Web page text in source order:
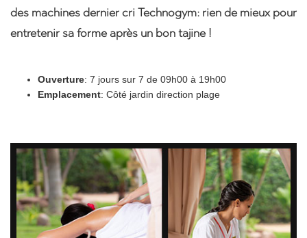
des machines dernier cri Technogym: rien de mieux pour
entretenir sa forme après un bon tajine !
Ouverture: 7 jours sur 7 de 09h00 à 19h00
Emplacement: Côté jardin direction plage